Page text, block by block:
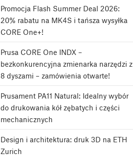
Promocja Flash Summer Deal 2026:
20% rabatu na MK4S i tańsza wysyłka
CORE One+!
Prusa CORE One INDX –
bezkonkurencyjna zmienarka narzędzi z
8 dyszami – zamówienia otwarte!
Prusament PA11 Natural: Idealny wybór
do drukowania kół zębatych i części
mechanicznych
Design i architektura: druk 3D na ETH
Zurich